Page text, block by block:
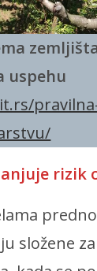
uspehu
rizik
složene